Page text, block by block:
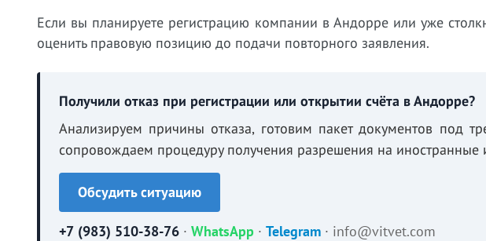
Если вы планируете регистрацию компании в Андорре или уже
оценить правовую позицию до подачи повторного заявления.
Получили отказ при регистрации или открытии счёта в Андорре?
Анализируем причины отказа, готовим пакет документов под
сопровождаем процедуру получения разрешения на иностранные
Обсудить ситуацию
+7 (983) 510-38-76 · WhatsApp · Telegram · info@vitvet.com